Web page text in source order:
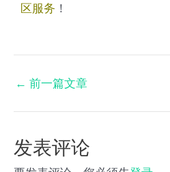
区服务 ！
← 前一篇文章
发表评论